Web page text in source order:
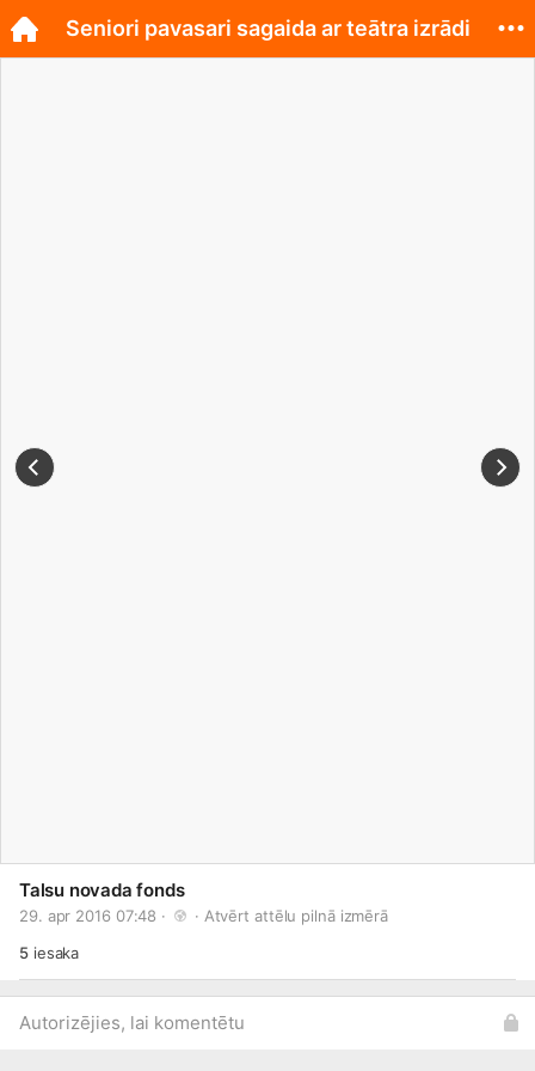
Talsu novada fonds
29. apr 2016 07:48 · · Atvērt attēlu pilnā izmērā
5iesaka
Autorizējies, lai komentētu
Seniori pavasari sagaida ar teātra izrādi